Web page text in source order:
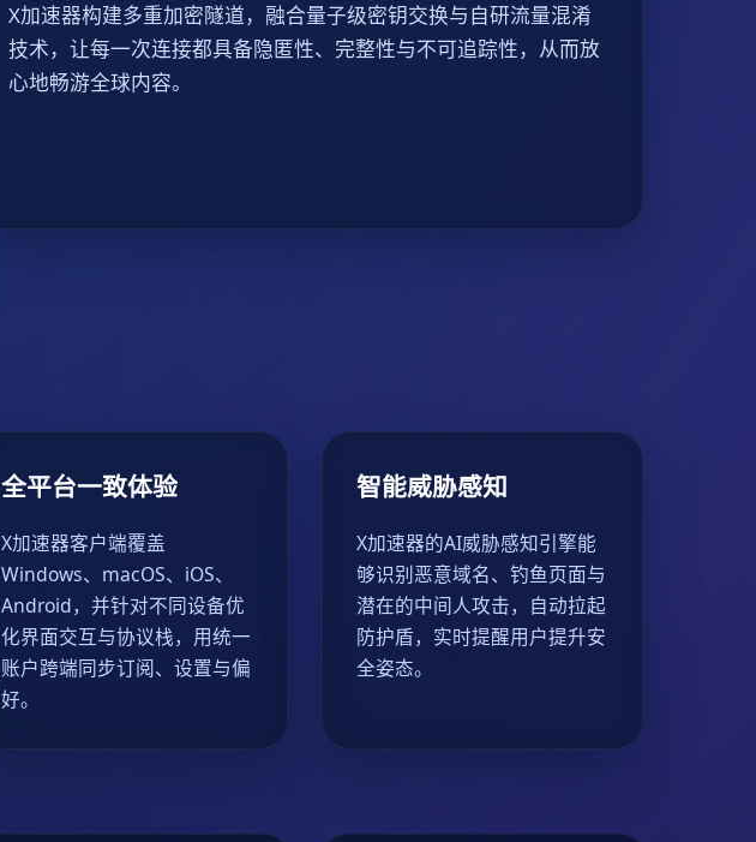
X加速器构建多重加密隧道，融合量子级密钥交换与自研流量混淆
技术，让每一次连接都具备隐匿性、完整性与不可追踪性，从而放
心地畅游全球内容。
全平台一致体验
X加速器客户端覆盖
Windows、macOS、iOS、
Android，并针对不同设备优
化界面交互与协议栈，用统一
账户跨端同步订阅、设置与偏
好。
智能威胁感知
X加速器的AI威胁感知引擎能
够识别恶意域名、钓鱼页面与
潜在的中间人攻击，自动拉起
防护盾，实时提醒用户提升安
全姿态。